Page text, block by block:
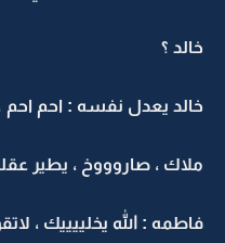
خالد ؟
خالد يعدل نفسه : احم احم
ملاك ، صاروووخ ، يطير
فاطمه : الله يخلييييك ،